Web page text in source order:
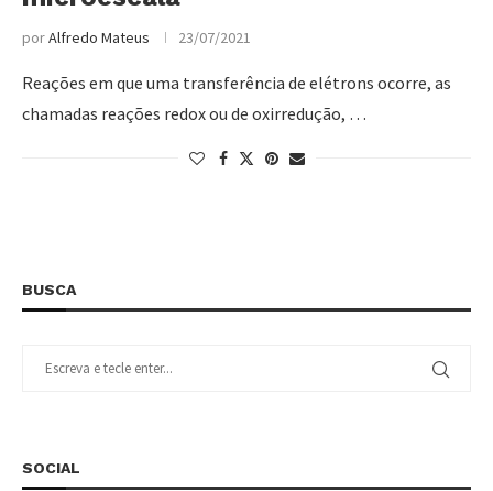
porAlfredo Mateus 23/07/2021
Reações em que uma transferência de elétrons ocorre, as
chamadas reações redox ou de oxirredução, …
BUSCA
SOCIAL